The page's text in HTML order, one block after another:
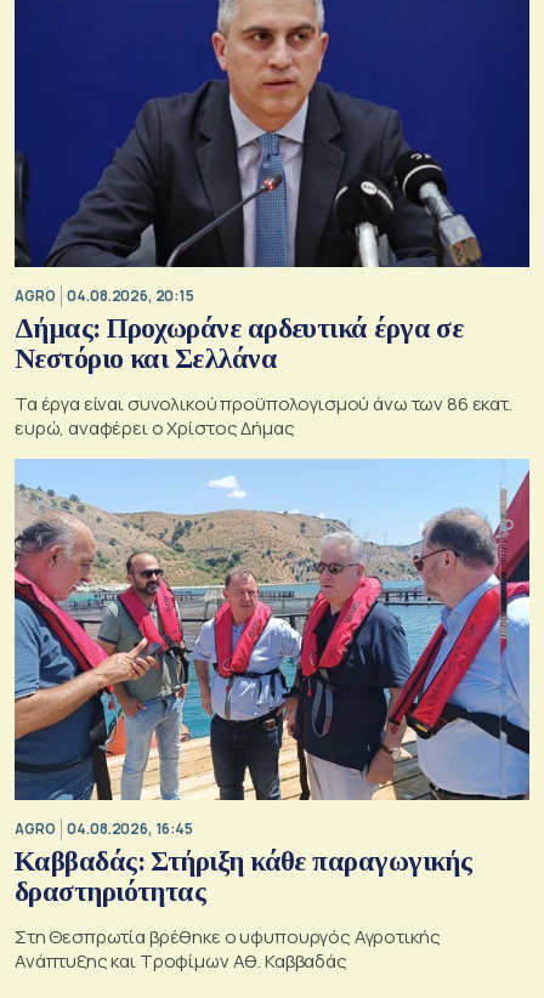
AGRO 04.08.2026, 20:15
Δήμας: Προχωράνε αρδευτικά έργα σε
Νεστόριο και Σελλάνα
Τα έργα είναι συνολικού προϋπολογισμού άνω των 86 εκατ.
ευρώ, αναφέρει ο Χρίστος Δήμας
AGRO 04.08.2026, 16:45
Καββαδάς: Στήριξη κάθε παραγωγικής
δραστηριότητας
Στη Θεσπρωτία βρέθηκε ο υφυπουργός Αγροτικής
Ανάπτυξης και Τροφίμων Αθ. Καββαδάς